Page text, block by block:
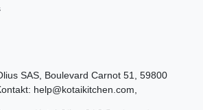
SAS Boulevard Carnot 51
59800
help@kotaikitchen.com